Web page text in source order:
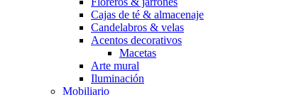
Cajas de té & almacenaje
Candelabros & velas
Acentos decorativos
Macetas
Arte mural
Iluminación
Mobiliario